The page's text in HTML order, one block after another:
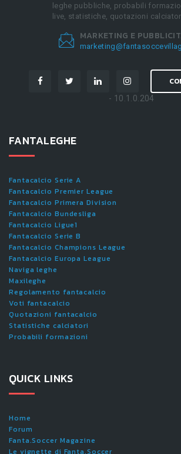
leghe pubbliche, probabili
live, statistiche, quotazioni
MARKETING E
- 10.1.0.204
FANTALEGHE
Fantacalcio Serie A
Fantacalcio Premier League
Fantacalcio Primera Division
Fantacalcio Bundesliga
Fantacalcio Ligue1
Fantacalcio Serie B
Fantacalcio Champions League
Fantacalcio Europa League
Naviga leghe
Maxileghe
Regolamento fantacalcio
Voti fantacalcio
Quotazioni fantacalcio
Statistiche calciatori
Probabili formazioni
QUICK LINKS
Home
Forum
Fanta.Soccer Magazine
Le vignette di Fanta.Soccer